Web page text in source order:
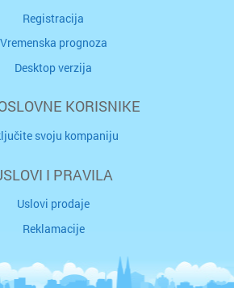
Registracija
Vremenska prognoza
Desktop verzija
KORISNIKE
svoju kompaniju
I PRAVILA
Uslovi prodaje
Reklamacije